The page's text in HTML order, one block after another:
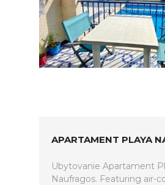
APARTAMENT PLAYA
Ubytovanie Apartament
Naufragos. Featuring air-